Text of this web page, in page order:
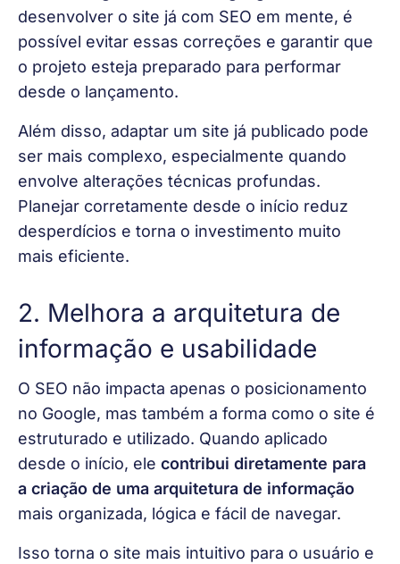
desenvolver o site já com SEO em mente, é
possível evitar essas correções e garantir que
o projeto esteja preparado para performar
desde o lançamento.
Além disso, adaptar um site já publicado pode
ser mais complexo, especialmente quando
envolve alterações técnicas profundas.
Planejar corretamente desde o início reduz
desperdícios e torna o investimento muito
mais eficiente.
2. Melhora a arquitetura de
informação e usabilidade
O SEO não impacta apenas o posicionamento
no Google, mas também a forma como o site é
estruturado e utilizado. Quando aplicado
desde o início, ele contribui diretamente para
a criação de uma arquitetura de informação
mais organizada, lógica e fácil de navegar.
Isso torna o site mais intuitivo para o usuário e